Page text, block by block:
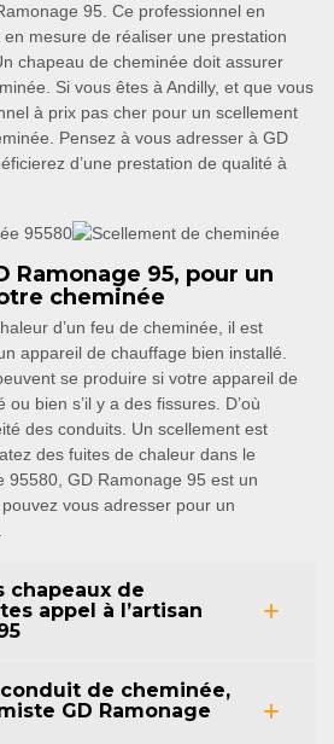
95. Ce professionnel en
mesure de réaliser une prestation
chapeau de cheminée doit assurer
Si vous êtes à Andilly, et que vous
à prix pas cher pour un scellement
Pensez à vous adresser à GD
d’une prestation de qualité à
Ramonage 95, pour un
cheminée
d’un feu de cheminée, il est
appareil de chauffage bien installé.
se produire si votre appareil de
bien s’il y a des fissures. D’où
des conduits. Un scellement est
des fuites de chaleur dans le
95580, GD Ramonage 95 est un
vous adresser pour un
chapeaux de
appel à l’artisan
de cheminée,
GD Ramonage